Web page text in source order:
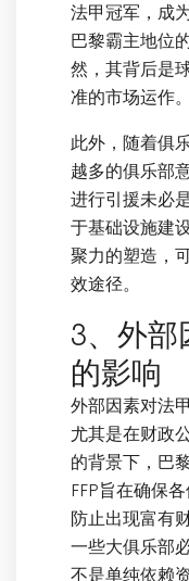
法甲冠军，成
巴黎霸主地位
然，其背后是
准的市场运作。
此外，随着俱
越多的俱乐部
进行引援未必
于基础设施建
聚力的塑造，
效途径。
3、外部
的影响
外部因素对法
尤其是在财政
的背景下，巴
FFP旨在确保
防止出现富有
一些大俱乐部
不是单纯依赖